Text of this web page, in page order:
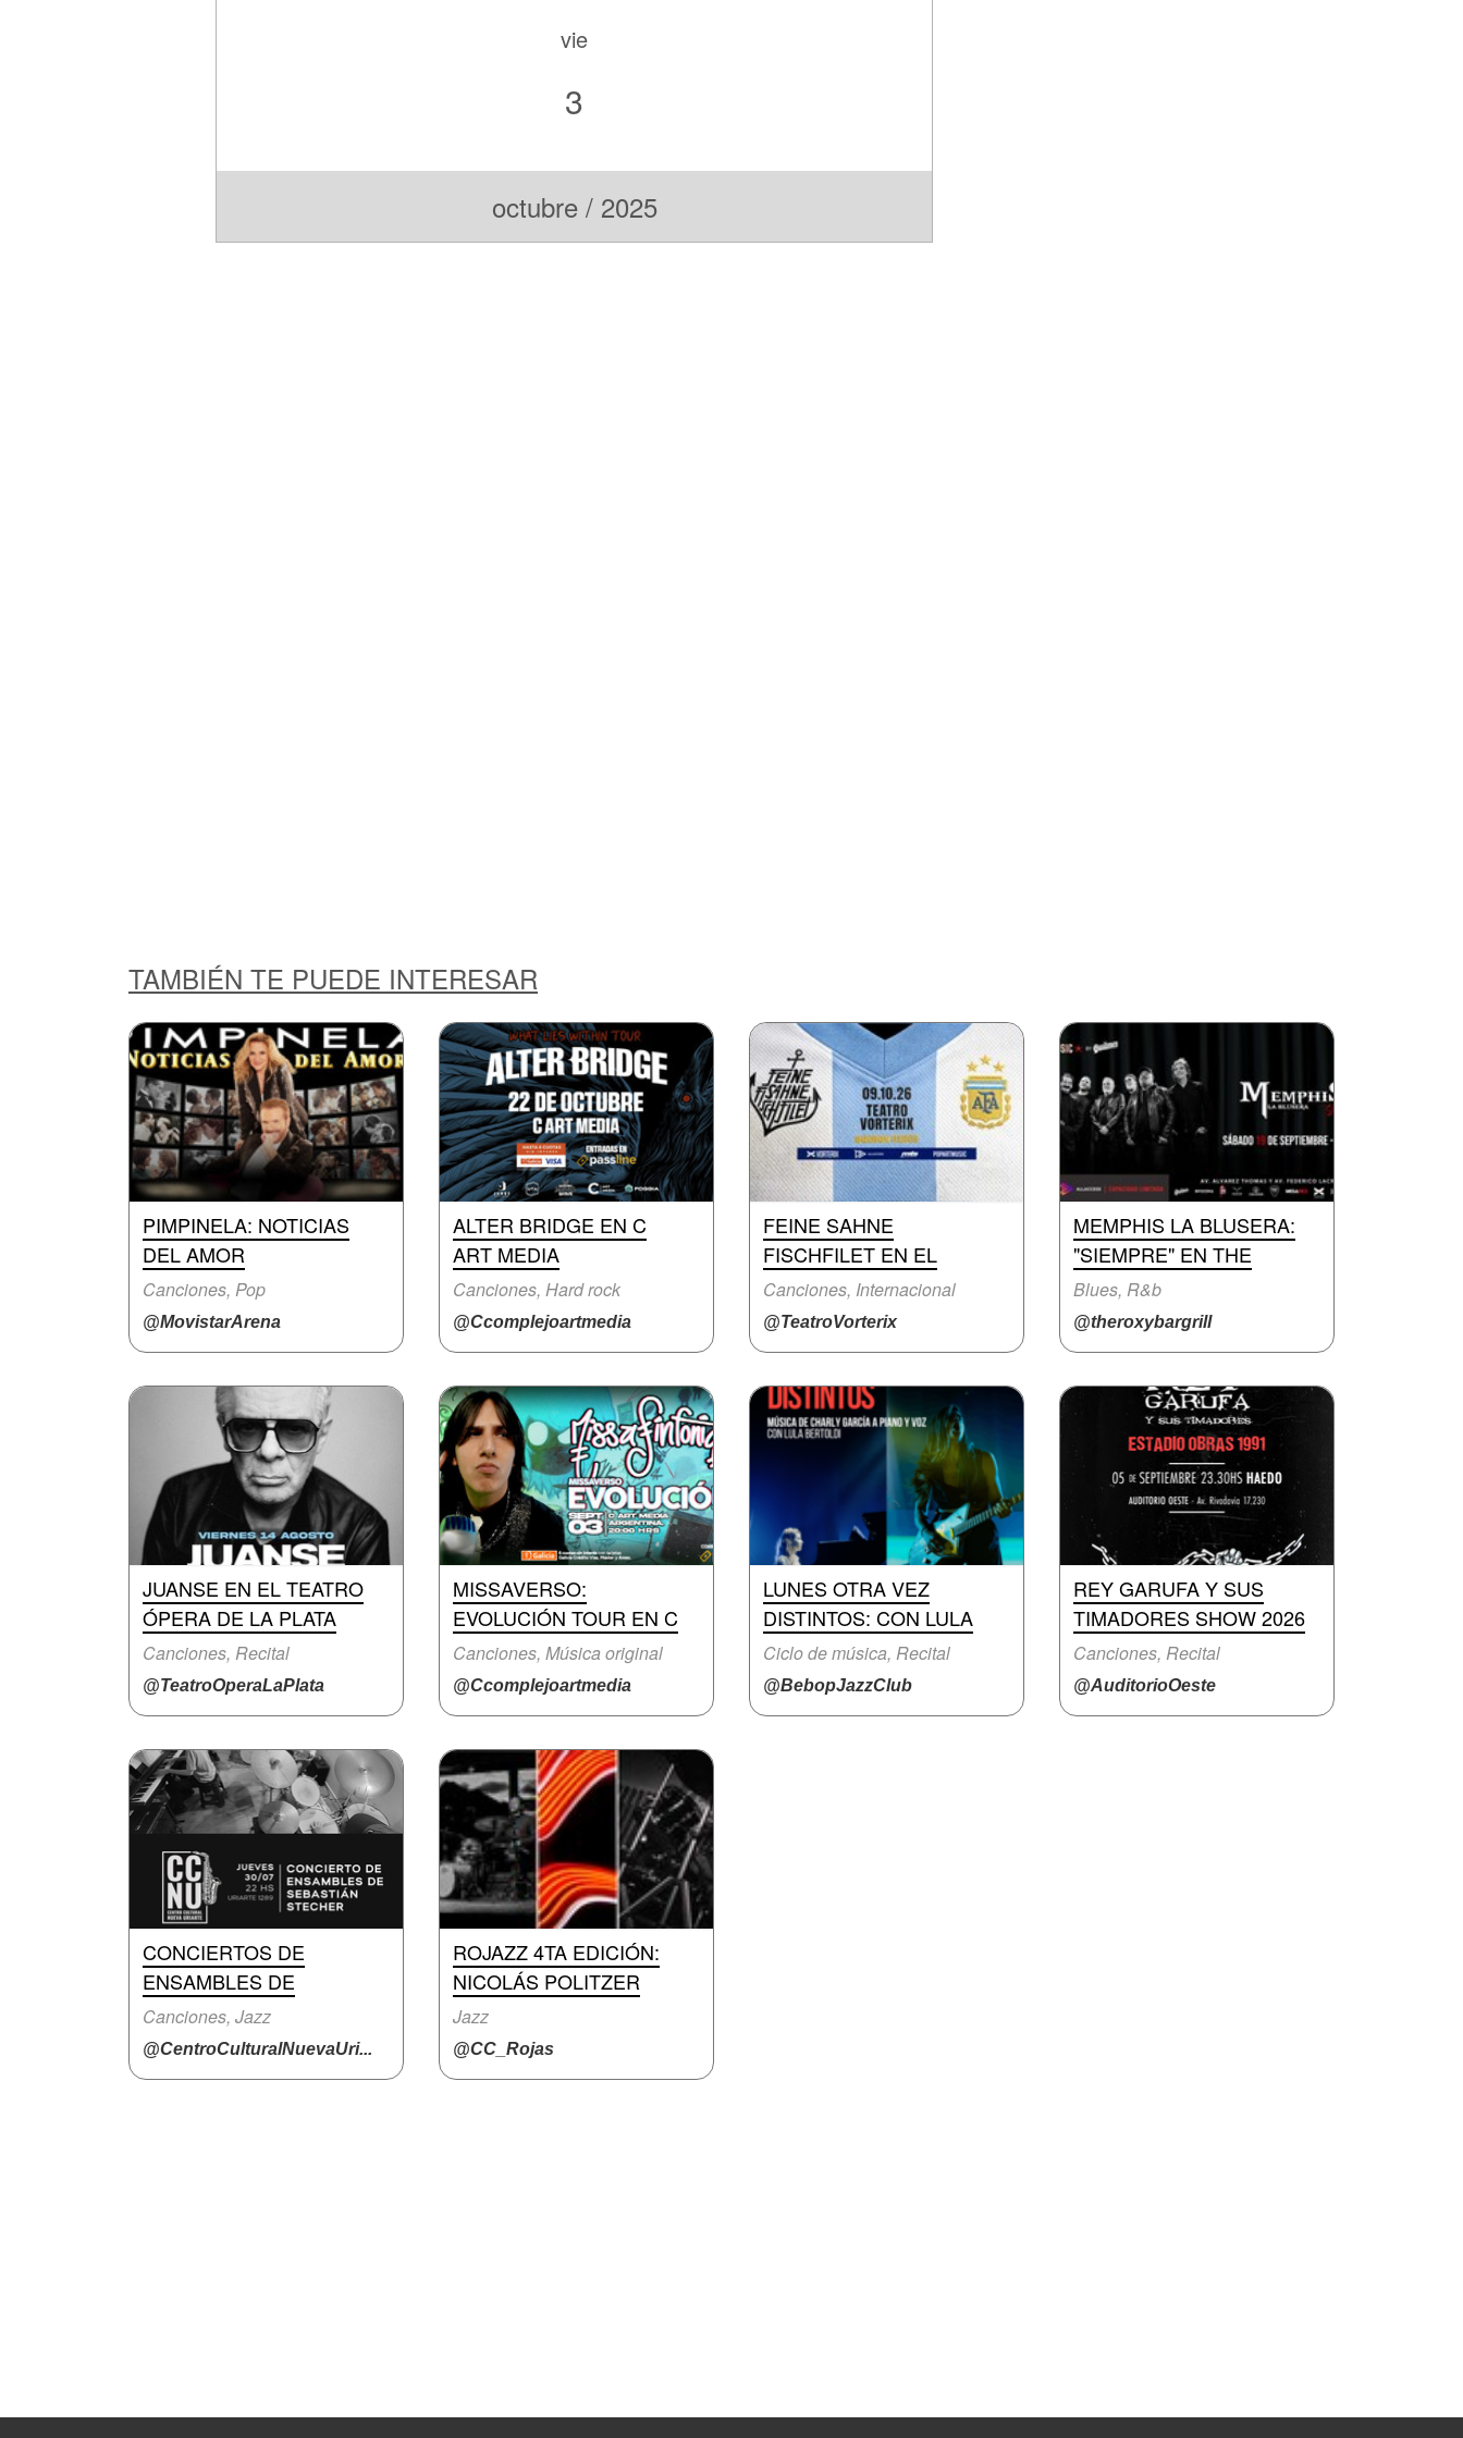
vie
3
octubre / 2025
TAMBIÉN TE PUEDE INTERESAR
PIMPINELA: NOTICIAS
DEL AMOR
Canciones, Pop
@MovistarArena
ALTER BRIDGE EN C
ART MEDIA
Canciones, Hard rock
@Ccomplejoartmedia
FEINE SAHNE
FISCHFILET EN EL
Canciones, Internacional
@TeatroVorterix
MEMPHIS LA BLUSERA:
"SIEMPRE" EN THE
Blues, R&b
@theroxybargrill
JUANSE EN EL TEATRO
ÓPERA DE LA PLATA
Canciones, Recital
@TeatroOperaLaPlata
MISSAVERSO:
EVOLUCIÓN TOUR EN C
Canciones, Música original
@Ccomplejoartmedia
LUNES OTRA VEZ
DISTINTOS: CON LULA
Ciclo de música, Recital
@BebopJazzClub
REY GARUFA Y SUS
TIMADORES SHOW 2026
Canciones, Recital
@AuditorioOeste
CONCIERTOS DE
ENSAMBLES DE
Canciones, Jazz
@CentroCulturalNuevaUri...
ROJAZZ 4TA EDICIÓN:
NICOLÁS POLITZER
Jazz
@CC_Rojas